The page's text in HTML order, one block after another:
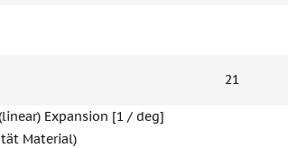
21
Expansion [1 / deg]
Material)